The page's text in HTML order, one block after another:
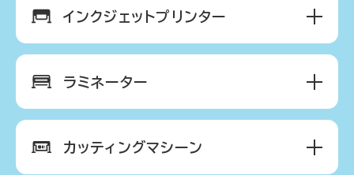
インクジェットプリンター
ラミネーター
カッティングマシーン